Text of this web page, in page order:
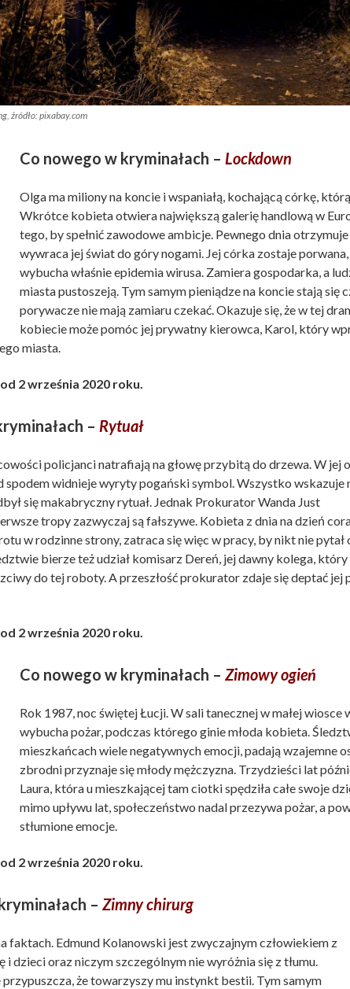
źródło: pixabay.com
Co nowego w kryminałach – Lockdown
Olga ma miliony na koncie i wspaniałą, kochającą córkę,
Wkrótce kobieta otwiera największą galerię handlową w
tego, by spełnić zawodowe ambicje. Pewnego dnia
wywraca jej świat do góry nogami. Jej córka zostaje
wybucha właśnie epidemia wirusa. Zamiera gospodarka, a
miasta pustoszeją. Tym samym pieniądze na koncie stają się
porywacze nie mają zamiaru czekać. Okazuje się, że w tej
kobiecie może pomóc jej prywatny kierowca, Karol, który
miasta.
2 września 2020 roku.
– Rytuał
policjanci natrafiają na głowę przybitą do drzewa. W jej
spodem widnieje wyryty pogański symbol. Wszystko wskazuje
się makabryczny rytuał. Jednak Prokurator Wanda Just
tropy zazwyczaj są fałszywe. Kobieta z dnia na dzień
w rodzinne strony, zatraca się więc w pracy, by nikt nie pytał
bierze też udział komisarz Dereń, jej dawny kolega, który
do tej roboty. A przeszłość prokurator zdaje się deptać jej
2 września 2020 roku.
Co nowego w kryminałach – Zimowy ogień
Rok 1987, noc świętej Łucji. W sali tanecznej w małej wiosce
wybucha pożar, podczas którego ginie młoda kobieta.
mieszkańcach wiele negatywnych emocji, padają wzajemne
zbrodni przyznaje się młody mężczyzna. Trzydzieści lat
Laura, która u mieszkającej tam ciotki spędziła całe swoje
mimo upływu lat, społeczeństwo nadal przezywa pożar, a
stłumione emocje.
2 września 2020 roku.
– Zimny chirurg
faktach. Edmund Kolanowski jest zwyczajnym człowiekiem z
i dzieci oraz niczym szczególnym nie wyróżnia się z tłumu.
że towarzyszy mu instynkt bestii. Tym samym